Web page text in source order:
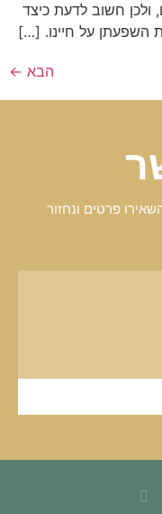
ולכן חשוב לדעת כיצד
השפעתן על חיינו. […]
הבא ←
פרטים ונחזור